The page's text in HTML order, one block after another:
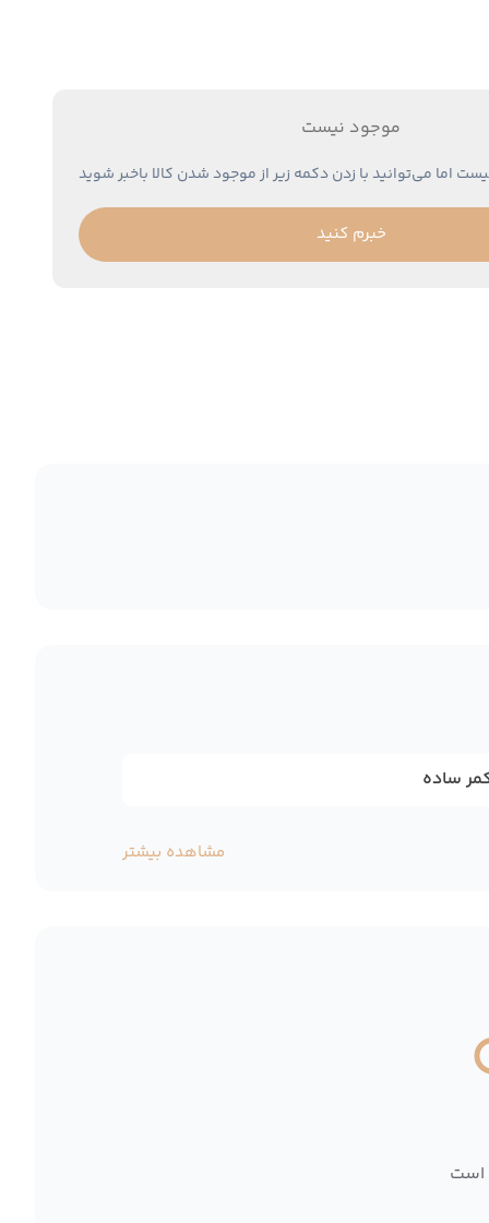
موجود نیست
اما می‌توانید با زدن دکمه زیر از موجود شدن کالا باخبر شوید
خبرم کنید
ساده
مشاهده بیشتر
است